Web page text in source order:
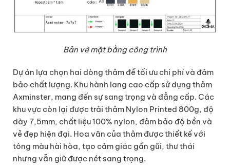
Bản vẽ mặt bằng công trình
Dự án lựa chọn hai dòng thảm để tối ưu chi phí và đảm
bảo chất lượng. Khu hành lang cao cấp sử dụng thảm
Axminster, mang đến sự sang trọng và đẳng cấp. Các
khu vực còn lại được trải thảm Nylon Printed 800g, độ
dày 7,5mm, chất liệu 100% nylon, đảm bảo độ bền và
vẻ đẹp hiện đại. Hoa văn của thảm được thiết kế với
tông màu hài hòa, tạo cảm giác gần gũi, thư thái
nhưng vẫn giữ được nét sang trọng.